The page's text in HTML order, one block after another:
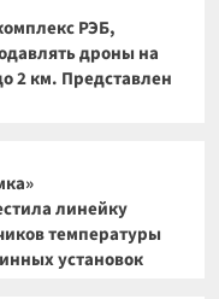
РЭБ,
дроны на
2 км. Представлен
линейку
температуры
установок